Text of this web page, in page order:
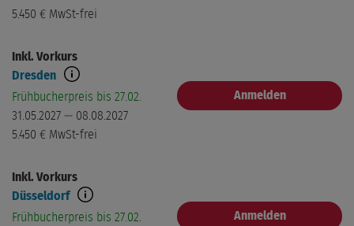
5.450 € MwSt-frei
Inkl. Vorkurs
Dresden
Frühbucherpreis bis 27.02.
31.05.2027 — 08.08.2027
5.450 € MwSt-frei
Anmelden
Inkl. Vorkurs
Düsseldorf
Frühbucherpreis bis 27.02.
Anmelden